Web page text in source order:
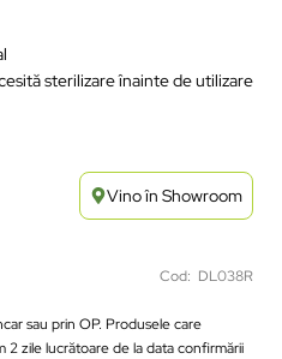
sterilizare înainte de utilizare
Vino în Showroom
Cod: DL038R
sau prin OP. Produsele care
2 zile lucrătoare de la data confirmării